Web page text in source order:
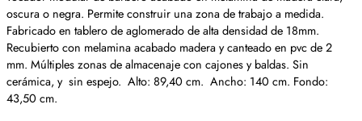
oscura o negra. Permite construir una zona de trabajo a medida.
Fabricado en tablero de aglomerado de alta densidad de 18mm.
Recubierto con melamina acabado madera y canteado en pvc de 2
mm. Múltiples zonas de almacenaje con cajones y baldas. Sin
cerámica, y sin espejo. Alto: 89,40 cm. Ancho: 140 cm. Fondo:
43,50 cm.